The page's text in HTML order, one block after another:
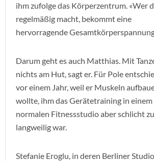
ihm zufolge das Körperzentrum. «Wer
regelmäßig macht, bekommt eine
hervorragende
Darum geht es auch Matthias. Mit
nichts am Hut, sagt er. Für Pole
vor einem Jahr, weil er Muskeln
wollte, ihm das Gerätetraining in einem
normalen Fitnessstudio aber schlicht zu
langweilig war.
Stefanie Eroglu, in deren Berliner Studio